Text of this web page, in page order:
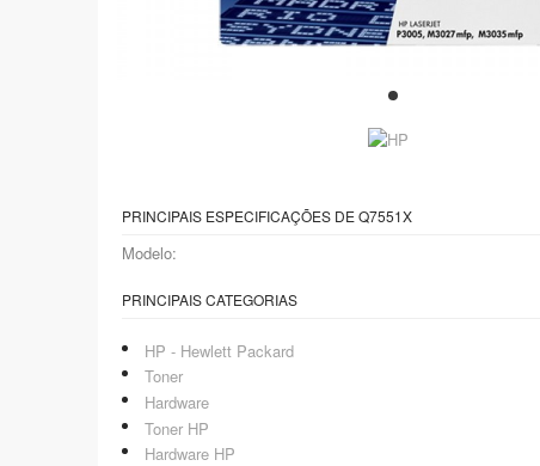
PRINCIPAIS ESPECIFICAÇÕES DE Q7551X
Modelo:
PRINCIPAIS CATEGORIAS
HP - Hewlett Packard
Toner
Hardware
Toner HP
Hardware HP